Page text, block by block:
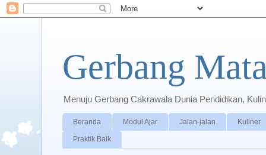
Gerbang
Menuju Gerbang Cakrawala Dunia Pendidikan,
Beranda Modul Ajar Jalan-jalan Kuliner
Praktik Baik